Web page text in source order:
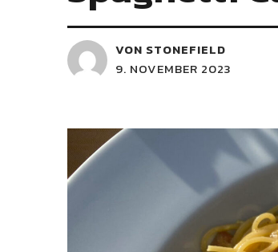
VON STONEFIELD
9. NOVEMBER 2023